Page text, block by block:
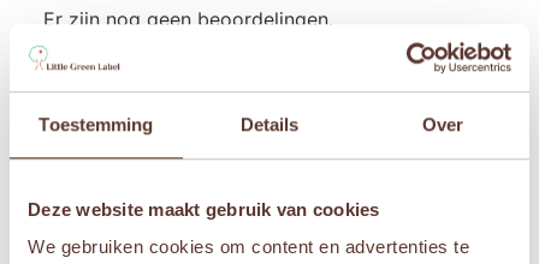
Toestemming Details Over
Deze website maakt gebruik van cookies
We gebruiken cookies om content en advertenties te
Er zijn nog geen beoordelingen.
Wees de eerste om “Janod Magnetibook – Klok
kijken” te beoordelen
Je e-mailadres wordt niet gepubliceerd.
Vereiste
Je beoordeling*